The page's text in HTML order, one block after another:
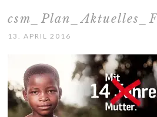
13. APRIL 2016